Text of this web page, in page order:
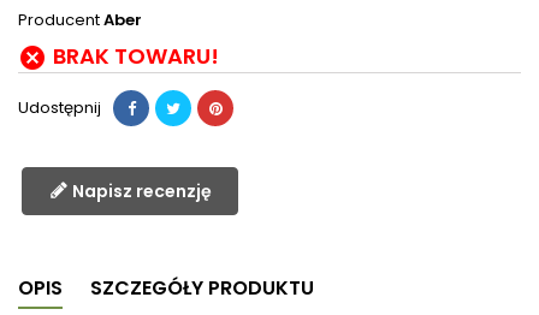
ProducentAber
 BRAK TOWARU!
Udostępnij
Napisz recenzję
OPIS
SZCZEGÓŁY PRODUKTU